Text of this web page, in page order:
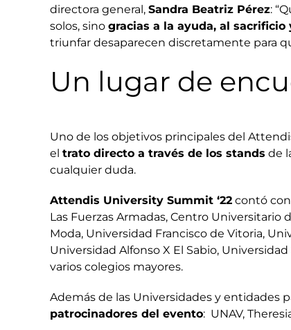
directora general, Sandra Beatriz Pérez:
solos, sino gracias a la ayuda, al
triunfar desaparecen discretamente para
Un lugar de
Uno de los objetivos principales del
el trato directo a través de los stands de
cualquier duda.
Attendis University Summit ‘22 contó
Las Fuerzas Armadas, Centro
Moda, Universidad Francisco de Vitoria,
Universidad Alfonso X El Sabio,
varios colegios mayores.
Además de las Universidades y entidades
patrocinadores del evento: UNAV,